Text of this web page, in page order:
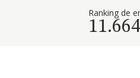
Ranking de
11.664